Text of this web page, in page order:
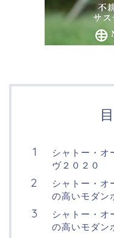
シャトー・オ
ヴ２０２０
シャトー・
の高いモダン
シャトー・
の高いモダン